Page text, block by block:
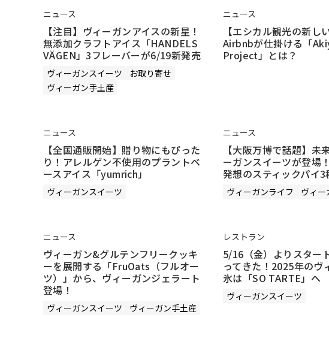
ニュース
【注目】ヴィーガンアイスの新星！
無添加クラフトアイス「HANDELS
VÄGEN」3フレーバーが6/19新発売
ヴィーガンスイーツ
お取り寄せ
ヴィーガン手土産
ニュース
【エシカル観光の新し
Airbnbが仕掛ける「
Project」とは？
ニュース
【全国通販開始】贈り物にもぴった
り！アレルゲン不使用のプラントベ
ースアイス「yumrich」
ヴィーガンスイーツ
ニュース
【大阪万博で話題】未
ーガンスイーツが登場
発想のスティックパイ
ヴィーガンライフ ヴィー
ニュース
ヴィーガン&グルテンフリークッキ
ーを展開する「FruOats（フルオー
ツ）」から、ヴィーガンジェラート
登場！
ヴィーガンスイーツ ヴィーガン手土産
レストラン
5/16（金）よりスター
ってきた！2025年のヴ
氷は「SO TARTE」へ
ヴィーガンスイーツ